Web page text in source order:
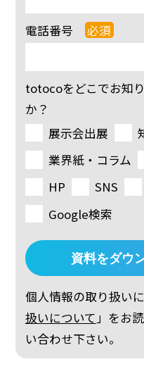
電話番号 必須
totocoをどこでお知
か？
展示会出展
業界紙・コラム
HP
SNS
Google検索
個人情報の取り扱い
扱いについて」をお
い合わせ下さい。